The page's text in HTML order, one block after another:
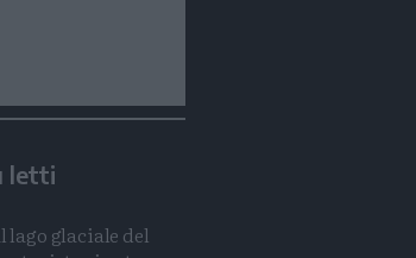
TwitterCondividi
Mail
letti
lago glaciale del